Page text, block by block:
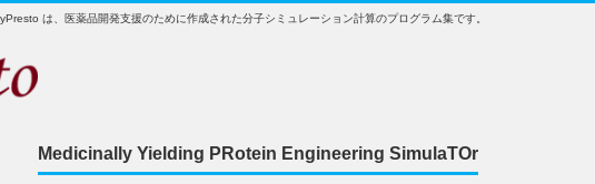
は、医薬品開発支援のために作成された分子シミュレーション計算のプログラム集です。
Medicinally Yielding PRotein Engineering SimulaTOr